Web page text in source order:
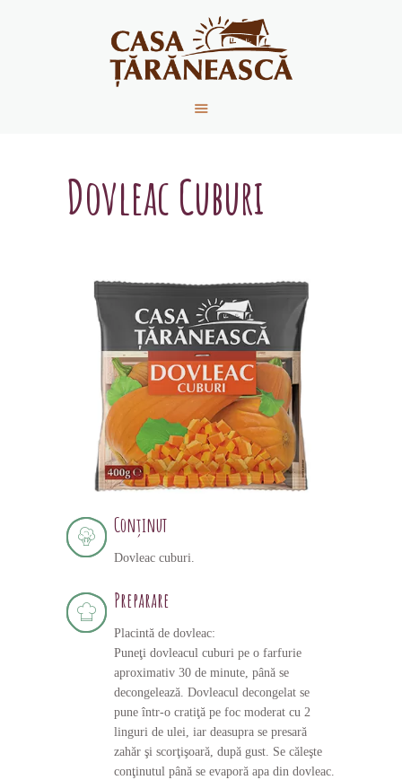
REȚETE
Dovleac Cuburi
Conținut
Dovleac cuburi.
Preparare
Placintă de dovleac:
Puneţi dovleacul cuburi pe o farfurie
aproximativ 30 de minute, până se
decongelează. Dovleacul decongelat se
pune într-o cratiţă pe foc moderat cu 2
linguri de ulei, iar deasupra se presară
zahăr şi scorţişoară, după gust. Se căleşte
conţinutul până se evaporă apa din dovleac.